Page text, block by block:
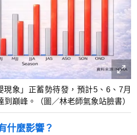
象」正蓄勢待發，預計5、6、7月
到巔峰。（圖／林老師氣象站臉書）
什麼影響？